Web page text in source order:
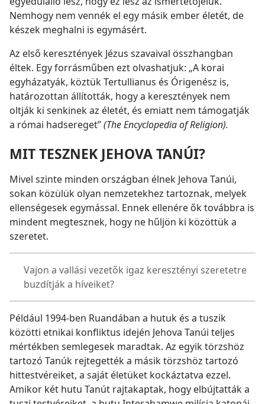
Nemhogy nem vennék el egy másik ember életét, de
készek meghalni is egymásért.
Az első keresztények Jézus szavaival összhangban
éltek. Egy forrásműben ezt olvashatjuk: „A korai
egyházatyák, köztük Tertullianus és Órigenész is,
határozottan állították, hogy a keresztények nem
oltják ki senkinek az életét, és emiatt nem támogatják
a római hadsereget”(The Encyclopedia of Religion).
MIT TESZNEK JEHOVA TANÚI?
Mivel szinte minden országban élnek Jehova Tanúi,
sokan közülük olyan nemzetekhez tartoznak, melyek
ellenségesek egymással. Ennek ellenére ők továbbra is
mindent megtesznek, hogy ne hűljön ki közöttük a
szeretet.
Vajon a vallási vezetők igaz keresztényi szeretetre
buzdítják a híveiket?
Például 1994-ben Ruandában a hutuk és a tuszik
közötti etnikai konfliktus idején Jehova Tanúi teljes
mértékben semlegesek maradtak. Az egyik törzshöz
tartozó Tanúk rejtegették a másik törzshöz tartozó
hittestvéreiket, a saját életüket kockáztatva ezzel.
Amikor két hutu Tanút rajtakaptak, hogy elbújtatták a